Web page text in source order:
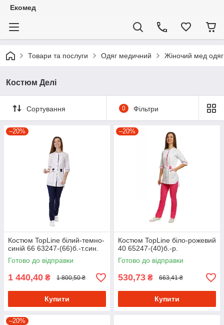
Екомед
Товари та послуги Одяг медичний Жіночий мед одяг
Костюм Делі
Сортування 0 Фільтри
–20%
Костюм TopLine білий-темно-
синій 66 63247-(66)б.-т.син.
Готово до відправки
1 440,40 ₴ 1 800,50 ₴
Купити
–20%
Костюм TopLine біло-рожевий
40 65247-(40)б.-р.
Готово до відправки
530,73 ₴ 663,41 ₴
Купити
–20%